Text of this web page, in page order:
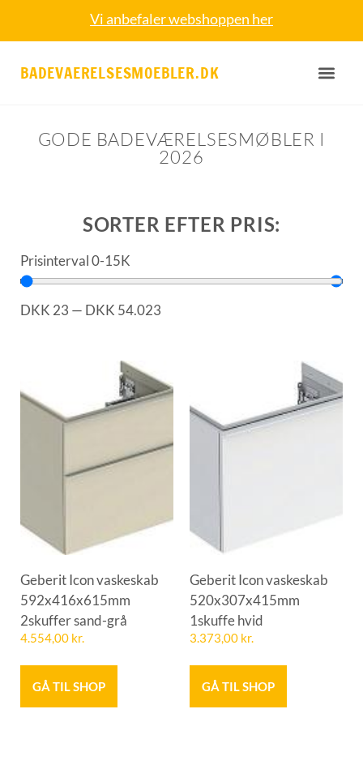
Vi anbefaler webshoppen her
BADEVAERELSESMOEBLER.DK
GODE BADEVÆRELSESMØBLER I
2026
SORTER EFTER PRIS:
Prisinterval 0-15K
DKK 23 — DKK 54.023
Geberit Icon vaskeskab
592x416x615mm
2skuffer sand-grå
4.554,00 kr.
GÅ TIL SHOP
Geberit Icon vaskeskab
520x307x415mm
1skuffe hvid
3.373,00 kr.
GÅ TIL SHOP